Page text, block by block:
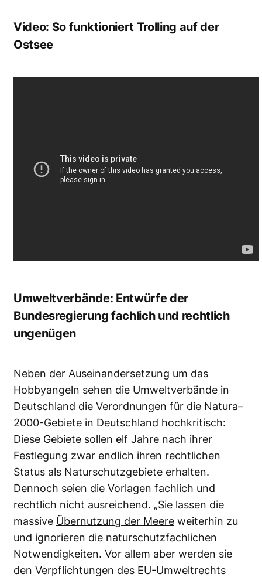
Video: So funktioniert Trolling auf der
Ostsee
Umweltverbände: Entwürfe der
Bundesregierung fachlich und rechtlich
ungenügen
Neben der Auseinandersetzung um das
Hobbyangeln sehen die Umweltverbände in
Deutschland die Verordnungen für die Natura–
2000-Gebiete in Deutschland hochkritisch:
Diese Gebiete sollen elf Jahre nach ihrer
Festlegung zwar endlich ihren rechtlichen
Status als Naturschutzgebiete erhalten.
Dennoch seien die Vorlagen fachlich und
rechtlich nicht ausreichend. „Sie lassen die
massive Übernutzung der Meere weiterhin zu
und ignorieren die naturschutzfachlichen
Notwendigkeiten. Vor allem aber werden sie
den Verpflichtungen des EU-Umweltrechts